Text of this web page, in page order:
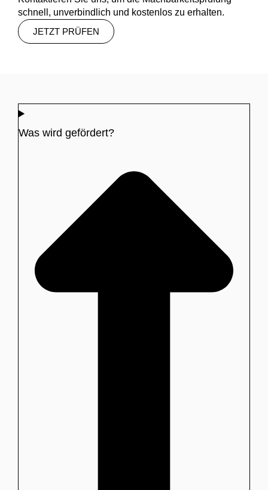
schnell, unverbindlich und kostenlos zu erhalten.
JETZT PRÜFEN
Was wird gefördert?